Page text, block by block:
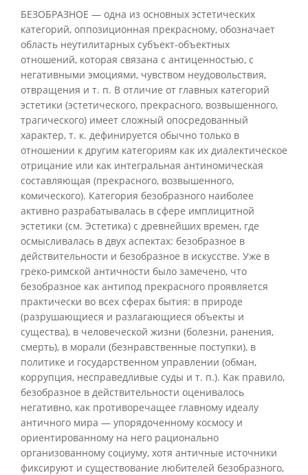
БЕЗОБРАЗНОЕ — одна из основных эстетических
категорий, оппозиционная прекрасному, обозначает
область неутилитарных субъект-объектных
отношений, которая связана с антиценностью, с
негативными эмоциями, чувством неудовольствия,
отвращения и т. п. В отличие от главных категорий
эстетики (эстетического, прекрасного, возвышенного,
трагического) имеет сложный опосредованный
характер, т. к. дефинируется обычно только в
отношении к другим категориям как их диалектическое
отрицание или как интегральная антиномическая
составляющая (прекрасного, возвышенного,
комического). Категория безобразного наиболее
активно разрабатывалась в сфере имплицитной
эстетики (см. Эстетика) с древнейших времен, где
осмысливалась в двух аспектах: безобразное в
действительности и безобразное в искусстве. Уже в
греко-римской античности было замечено, что
безобразное как антипод прекрасного проявляется
практически во всех сферах бытия: в природе
(разрушающиеся и разлагающиеся объекты и
существа), в человеческой жизни (болезни, ранения,
смерть), в морали (безнравственные поступки), в
политике и государственном управлении (обман,
коррупция, несправедливые суды и т. п.). Как правило,
безобразное в действительности оценивалось
негативно, как противоречащее главному идеалу
античного мира — упорядоченному космосу и
ориентированному на него рационально
организованному социуму, хотя античные источники
фиксируют и существование любителей безобразного,